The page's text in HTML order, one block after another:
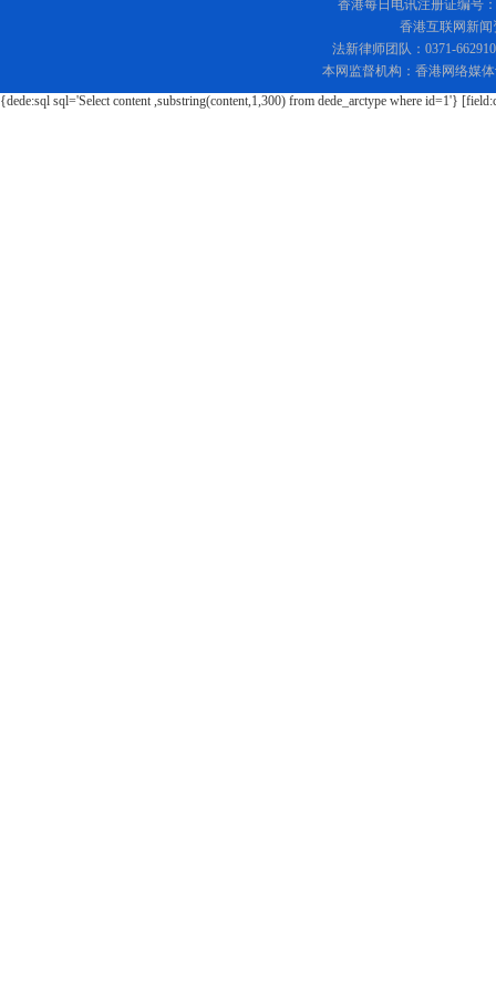
香港每日电讯注册证编号
香港互联网新闻
法新律师团队：0371-
本网监督机构：香港网络媒
{dede:sql sql='Select content ,substring(content,1,300) from dede_arctype where id=1'}